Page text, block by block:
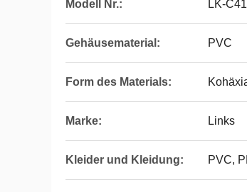
Modell Nr.: LK-C41
Gehäusematerial: PVC
Form des Materials:
Marke: Links
Kleider und Kleidung: PVC,